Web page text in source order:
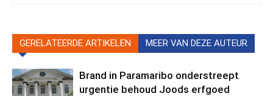
GERELATEERDE ARTIKELEN MEER VAN DEZE AUTEUR
Brand in Paramaribo onderstreept
urgentie behoud Joods erfgoed